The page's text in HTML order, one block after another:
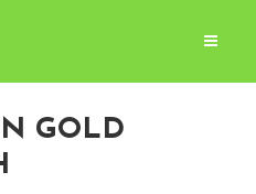
GOLD